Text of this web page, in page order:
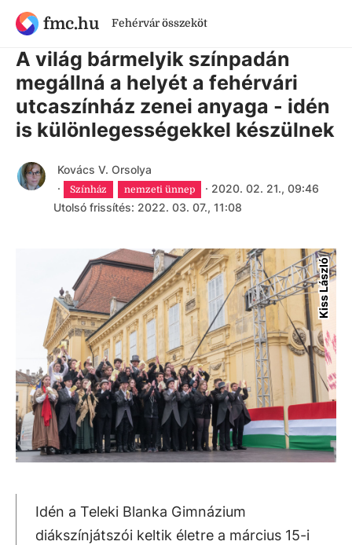
fmc.hu Fehérvár összeköt
6 évnél régebbi cikk
A világ bármelyik színpadán
megállná a helyét a fehérvári
utcaszínház zenei anyaga - idén
is különlegességekkel készülnek
Kovács V. Orsolya
·
Színház nemzeti ünnep · 2020. 02. 21., 09:46
Utolsó frissítés: 2022. 03. 07., 11:08
Kiss László
Idén a Teleki Blanka Gimnázium
diákszínjátszói keltik életre a március 15-i